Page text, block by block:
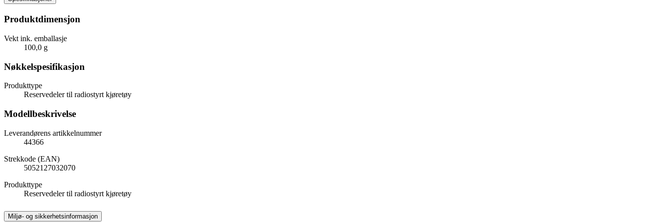
Produktdimensjon
Vekt ink. emballasje
100,0 g
Nøkkelspesifikasjon
Produkttype
Reservedeler til radiostyrt kjøretøy
Modellbeskrivelse
Leverandørens artikkelnummer
44366
Strekkode (EAN)
5052127032070
Produkttype
Reservedeler til radiostyrt kjøretøy
Miljø- og sikkerhetsinformasjon